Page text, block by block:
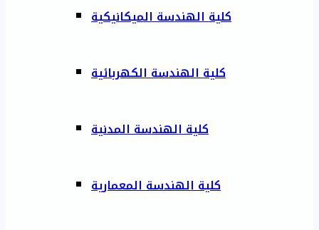
كلية الهندسة الميكانيكية
كلية الهندسة الكهربائية
كلية الهندسة المدنية
كلية الهندسة المعمارية